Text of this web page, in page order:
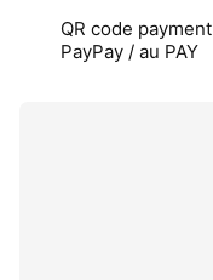
QR code payment
PayPay / au PAY